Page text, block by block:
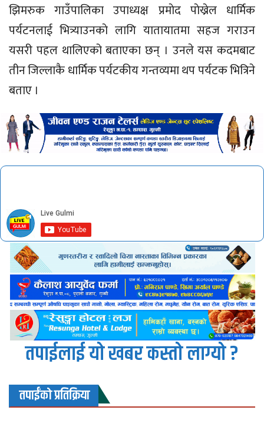
झिमरुक गाउँपालिका उपाध्यक्ष प्रमाेद पाेख्रेल धार्मिक
पर्यटनलाई भित्र्याउनकाे लागि यातायातमा सहज गराउन
यसरी पहल थालिएको बताएका छन् । उनले यस कदमबाट
तीन जिल्लाकै धार्मिक पर्यटकीय गन्तव्यमा थप पर्यटक भित्रिने
बताए ।
तपाईलाई यो खबर कस्तो लाग्यो ?
तपाईंको प्रतिक्रिया